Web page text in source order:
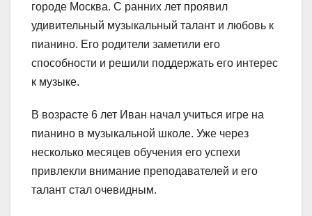
городе Москва. С ранних лет проявил
удивительный музыкальный талант и любовь к
пианино. Его родители заметили его
способности и решили поддержать его интерес
к музыке.
В возрасте 6 лет Иван начал учиться игре на
пианино в музыкальной школе. Уже через
несколько месяцев обучения его успехи
привлекли внимание преподавателей и его
талант стал очевидным.